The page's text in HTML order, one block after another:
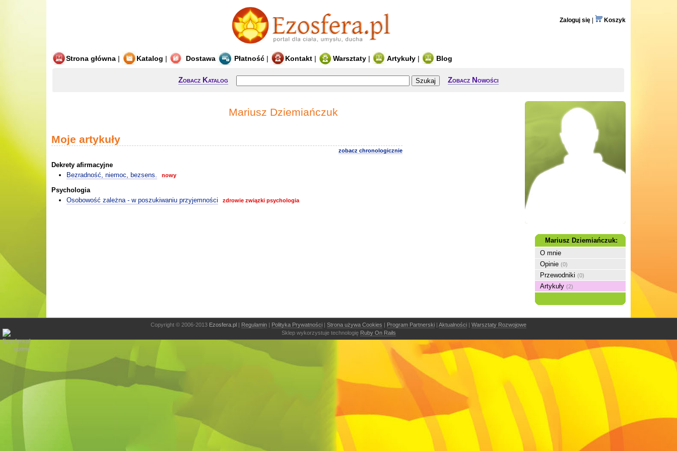
Zaloguj się Koszyk
Strona główna | Katalog | Dostawa Płatność | Kontakt | Warsztaty | Artykuły | Blog
Zobacz Katalog Zobacz Nowości
Mariusz Dziemiańczuk
Moje artykuły
zobacz chronologicznie
Dekrety afirmacyjne
Bezradność, niemoc, bezsens.
nowy
Psychologia
Osobowość zależna - w poszukiwaniu przyjemności
zdrowie związki psychologia
Mariusz Dziemiańczuk:
O mnie
Opinie (0)
Przewodniki (0)
Artykuły (2)
Copyright © 2006-2013 Ezosfera.pl | Regulamin | Polityka Prywatności | Strona używa Cookies | Program Partnerski | Aktualności | Warsztaty Rozwojowe
Sklep wykorzystuje technologię Ruby On Rails